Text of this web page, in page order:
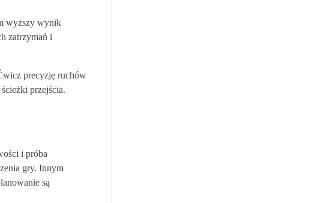
wyższy wynik
zatrzymań i
precyzję ruchów
przejścia.
i próba
gry. Innym
są